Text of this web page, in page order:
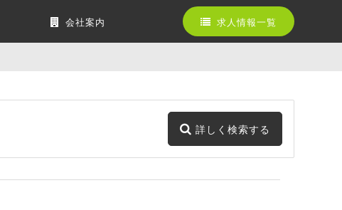
会社案内 求人情報一覧
詳しく検索する